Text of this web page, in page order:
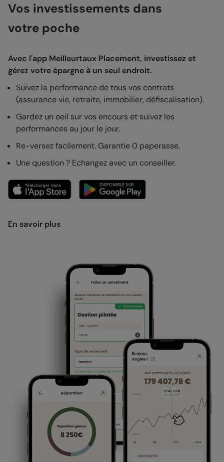
Vos investissements dans
votre poche
Avec l'app Meilleurtaux Placement, investissez et
gérez votre épargne à un seul endroit.
Suivez la performance de tous vos contrats
(assurance vie, retraite, immobilier, défiscalisation).
Gardez un oeil sur vos encours et suivez les
performances au jour le jour.
Re-versez facilement. Garantie 0 paperasse.
Une question ? Echangez avec un conseiller.
En savoir plus